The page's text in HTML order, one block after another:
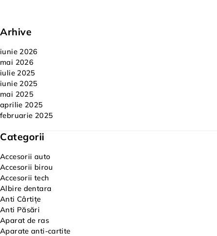
Arhive
iunie 2026
mai 2026
iulie 2025
iunie 2025
mai 2025
aprilie 2025
februarie 2025
Categorii
Accesorii auto
Accesorii birou
Accesorii tech
Albire dentara
Anti Cârtițe
Anti Păsări
Aparat de ras
Aparate anti-cartite